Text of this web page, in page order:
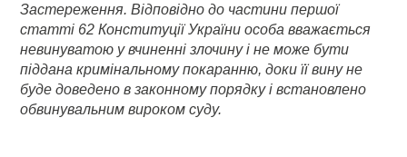
Застереження. Відповідно до частини першої
статті 62 Конституції України особа вважається
невинуватою у вчиненні злочину і не може бути
піддана кримінальному покаранню, доки її вину не
буде доведено в законному порядку і встановлено
обвинувальним вироком суду.